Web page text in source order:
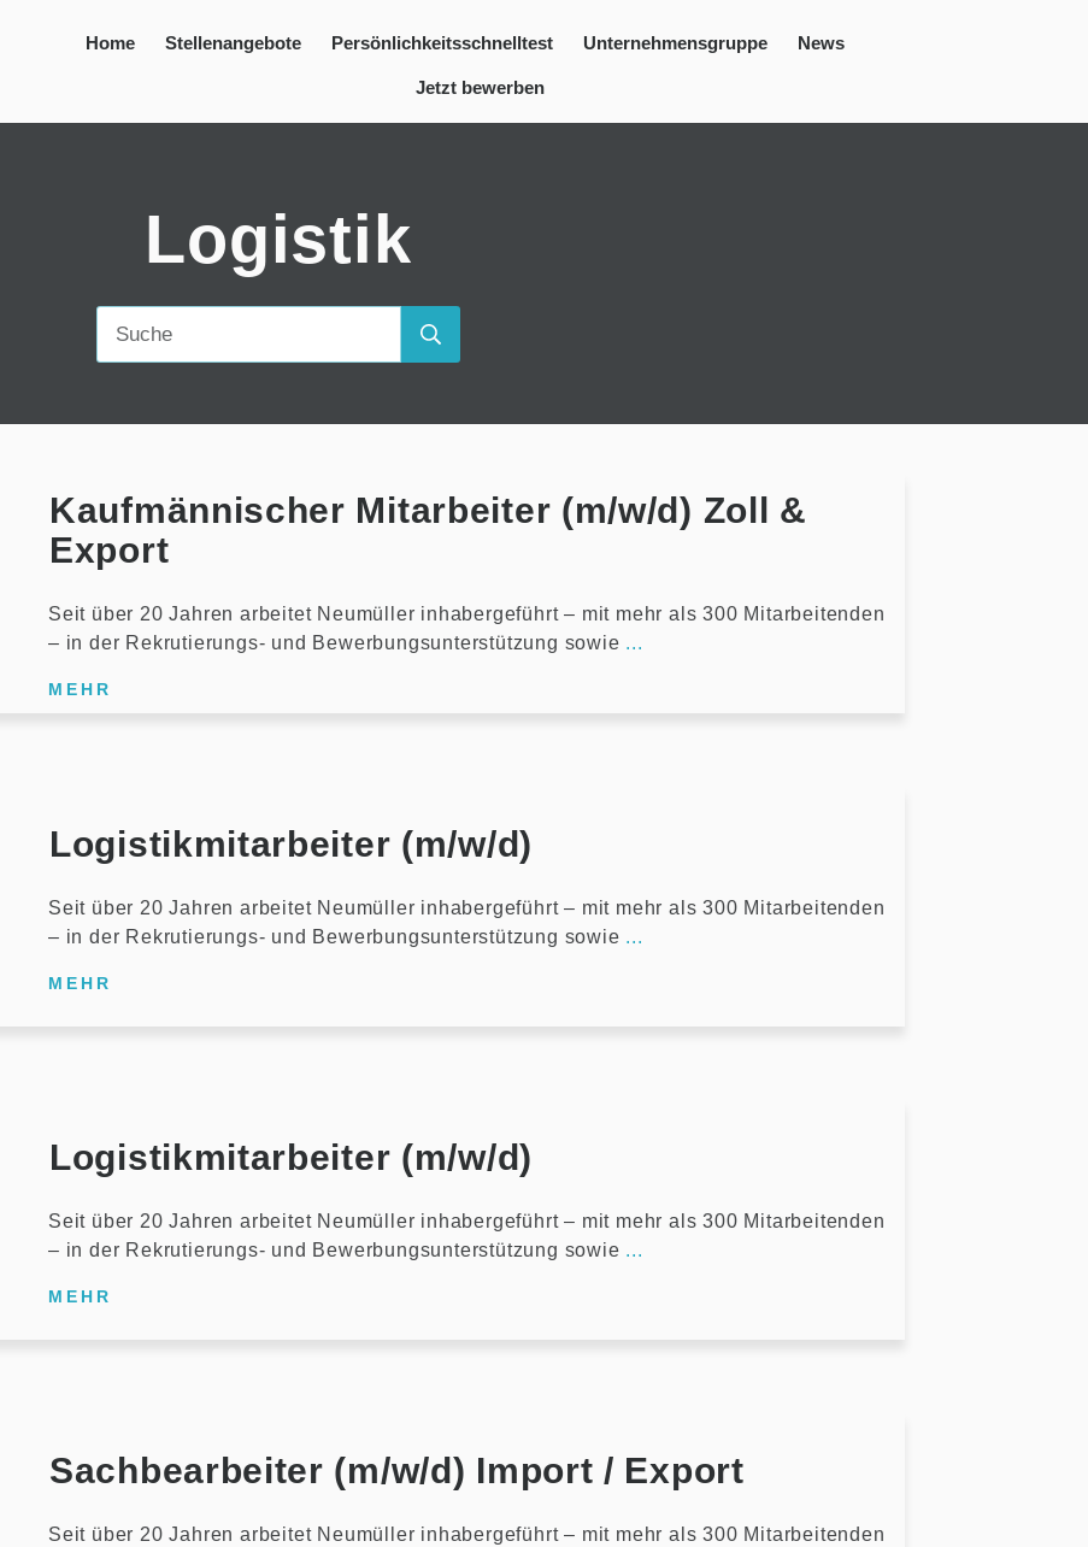
Home Stellenangebote Persönlichkeitsschnelltest Unternehmensgruppe News
Jetzt bewerben
Logistik
Kaufmännischer Mitarbeiter (m/w/d) Zoll &
Export
Seit über 20 Jahren arbeitet Neumüller inhabergeführt – mit mehr als 300 Mitarbeitenden
– in der Rekrutierungs- und Bewerbungsunterstützung sowie ...
MEHR
Logistikmitarbeiter (m/w/d)
Seit über 20 Jahren arbeitet Neumüller inhabergeführt – mit mehr als 300 Mitarbeitenden
– in der Rekrutierungs- und Bewerbungsunterstützung sowie ...
MEHR
Logistikmitarbeiter (m/w/d)
Seit über 20 Jahren arbeitet Neumüller inhabergeführt – mit mehr als 300 Mitarbeitenden
– in der Rekrutierungs- und Bewerbungsunterstützung sowie ...
MEHR
Sachbearbeiter (m/w/d) Import / Export
Seit über 20 Jahren arbeitet Neumüller inhabergeführt – mit mehr als 300 Mitarbeitenden